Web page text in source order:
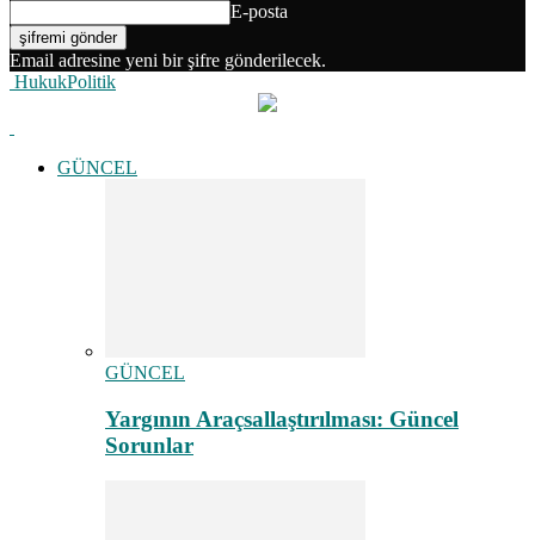
E-posta
Email adresine yeni bir şifre gönderilecek.
HukukPolitik
GÜNCEL
GÜNCEL
Yargının Araçsallaştırılması: Güncel
Sorunlar